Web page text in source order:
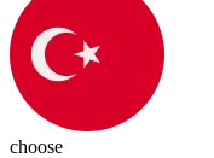
choose